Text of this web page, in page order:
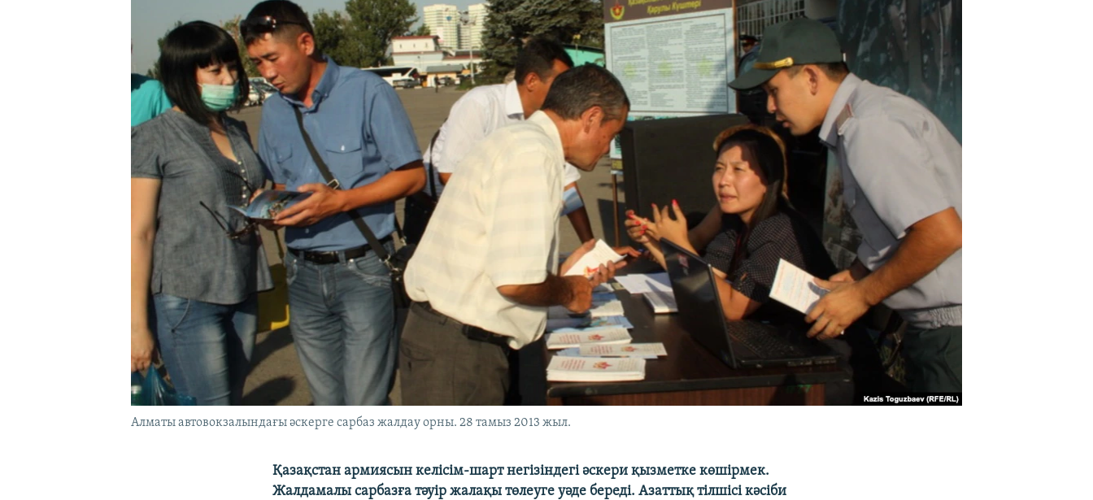
Алматы автовокзалындағы әскерге сарбаз жалдау орны. 28 тамыз 2013 жыл.
Қазақстан армиясын келісім-шарт негізіндегі әскери қызметке көшірмек.
Жалдамалы сарбазға тәуір жалақы төлеуге уәде береді. Азаттық тілшісі кәсіби